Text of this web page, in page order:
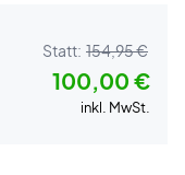
Statt: 154,95 €
100,00 €
inkl. MwSt.